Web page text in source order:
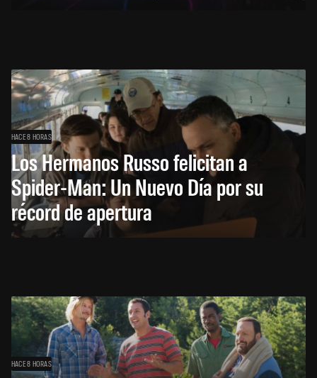
HACE 8 HORAS
Los Hermanos Russo felicitan a
Spider-Man: Un Nuevo Día por su
récord de apertura
HACE 8 HORAS